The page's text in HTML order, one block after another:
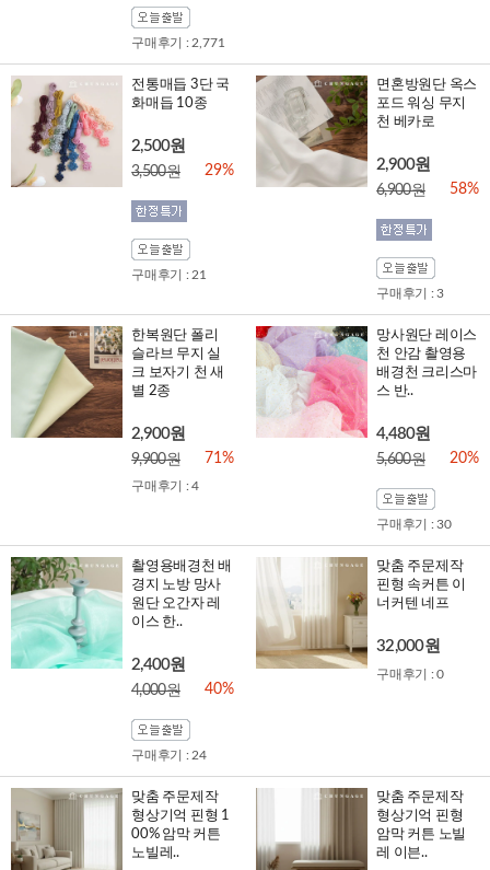
구매후기 : 2,771
전통매듭 3단 국
화매듭 10종
2,500원
3,500원 29%
구매후기 : 21
면혼방원단 옥스
포드 워싱 무지
천 베카로
2,900원
6,900원 58%
구매후기 : 3
한복원단 폴리
슬라브 무지 실
크 보자기 천 새
별 2종
2,900원
9,900원 71%
구매후기 : 4
망사원단 레이스
천 안감 촬영용
배경천 크리스마
스 반..
4,480원
5,600원 20%
구매후기 : 30
촬영용배경천 배
경지 노방 망사
원단 오간자 레
이스 한..
2,400원
4,000원 40%
구매후기 : 24
맞춤 주문제작
핀형 속커튼 이
너커텐 네프
32,000원
구매후기 : 0
맞춤 주문제작
형상기억 핀형 1
00% 암막 커튼
노빌레..
맞춤 주문제작
형상기억 핀형
암막 커튼 노빌
레 이븐..